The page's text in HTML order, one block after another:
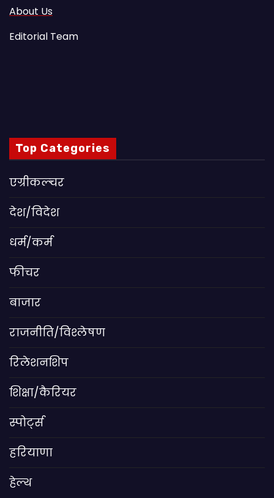
About Us
Editorial Team
Top Categories
एग्रीकल्चर
देश/विदेश
धर्म/कर्म
फीचर
बाजार
राजनीति/विश्लेषण
रिलेशनशिप
शिक्षा/कैरियर
स्पोर्ट्स
हरियाणा
हेल्थ